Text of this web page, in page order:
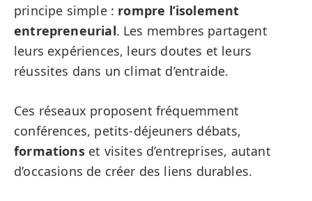
principe simple : rompre l’isolement
entrepreneurial. Les membres partagent
leurs expériences, leurs doutes et leurs
réussites dans un climat d’entraide.
Ces réseaux proposent fréquemment
conférences, petits-déjeuners débats,
formationset visites d’entreprises, autant
d’occasions de créer des liens durables.